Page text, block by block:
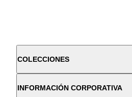
COLECCIONES
INFORMACIÓN CORPORATIVA